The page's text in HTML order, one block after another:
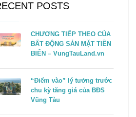
POSTS
CHƯƠNG TIẾP THEO CỦA
BẤT ĐỘNG SẢN MẶT TIỀN
BIỂN – VungTauLand.vn
“Điểm vào” lý tưởng trước
chu kỳ tăng giá của BĐS
Vũng Tàu